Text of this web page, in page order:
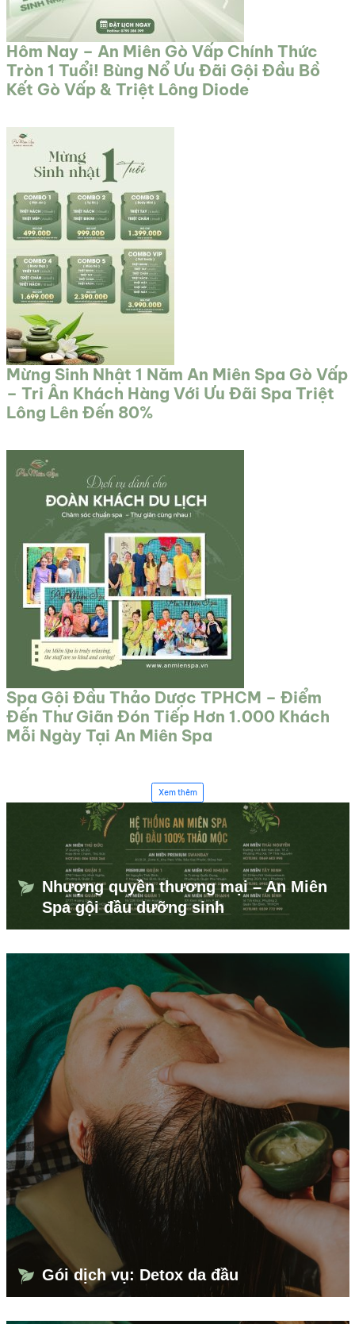
Hôm Nay – An Miên Gò Vấp Chính Thức
Tròn 1 Tuổi! Bùng Nổ Ưu Đãi Gội Đầu Bồ
Kết Gò Vấp & Triệt Lông Diode
Mừng Sinh Nhật 1 Năm An Miên Spa Gò Vấp
– Tri Ân Khách Hàng Với Ưu Đãi Spa Triệt
Lông Lên Đến 80%
Spa Gội Đầu Thảo Dược TPHCM – Điểm
Đến Thư Giãn Đón Tiếp Hơn 1.000 Khách
Mỗi Ngày Tại An Miên Spa
Xem thêm
Nhượng quyền thương mại – An Miên
Spa gội đầu dưỡng sinh
Gói dịch vụ: Detox da đầu